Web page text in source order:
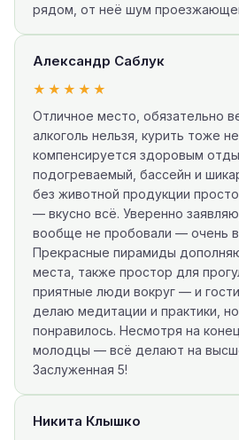
рядом, от неё шум
Александр Саблук
★★★★★
Отличное место, обязательно
алкоголь нельзя, курить тоже
компенсируется здоровым
подогреваемый, бассейн и
без животной продукции
— вкусно всё. Уверенно
вообще не пробовали — очень
Прекрасные пирамиды
места, также простор для
приятные люди вокруг — и
делаю медитации и практики,
понравилось. Несмотря на
молодцы — всё делают на
Заслуженная 5!
Никита Клышко